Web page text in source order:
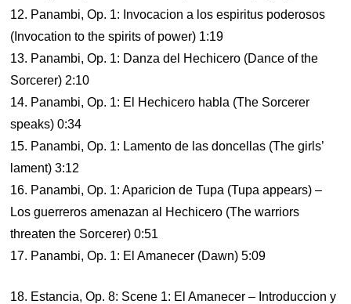
12. Panambi, Op. 1: Invocacion a los espiritus poderosos
(Invocation to the spirits of power) 1:19
13. Panambi, Op. 1: Danza del Hechicero (Dance of the
Sorcerer) 2:10
14. Panambi, Op. 1: El Hechicero habla (The Sorcerer
speaks) 0:34
15. Panambi, Op. 1: Lamento de las doncellas (The girls’
lament) 3:12
16. Panambi, Op. 1: Aparicion de Tupa (Tupa appears) –
Los guerreros amenazan al Hechicero (The warriors
threaten the Sorcerer) 0:51
17. Panambi, Op. 1: El Amanecer (Dawn) 5:09
18. Estancia, Op. 8: Scene 1: El Amanecer – Introduccion y